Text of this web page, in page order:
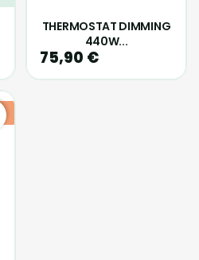
THERMOSTAT DIMMING
440W...
75,90 €